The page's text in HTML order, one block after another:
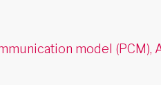
model (PCM),